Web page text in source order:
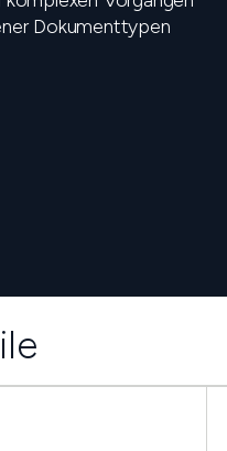
Dokumenttypen